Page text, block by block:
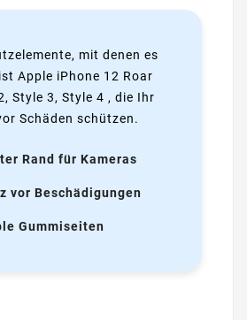
mit denen es
Apple iPhone 12 Roar
Style 3, Style 4 , die Ihr
Schäden schützen.
Rand für Kameras
vor Beschädigungen
Gummiseiten